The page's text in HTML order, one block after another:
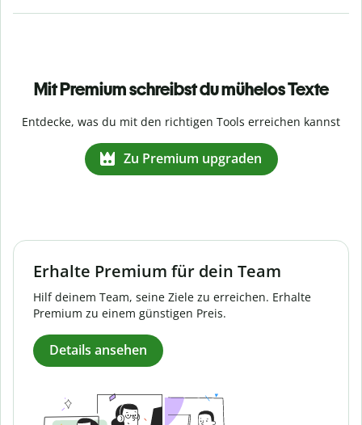
Mit Premium schreibst du mühelos Texte
Entdecke, was du mit den richtigen Tools erreichen kannst
Zu Premium upgraden
Erhalte Premium für dein Team
Hilf deinem Team, seine Ziele zu erreichen. Erhalte
Premium zu einem günstigen Preis.
Details ansehen